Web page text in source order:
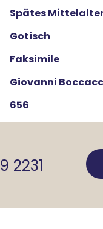
Spätes
Gotisch
Faksimile
Giovanni
656
2231